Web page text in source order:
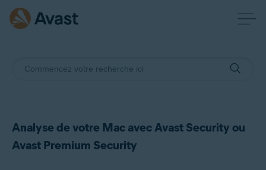
Analyse de votre Mac avec Avast Security ou
Avast Premium Security